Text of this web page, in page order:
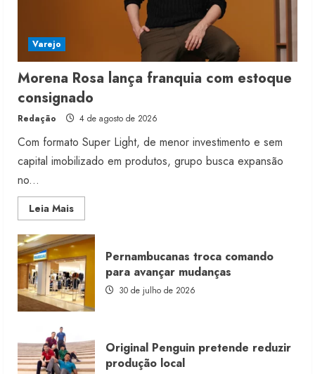
Varejo
Morena Rosa lança franquia com estoque
consignado
Redação 4 de agosto de 2026
Com formato Super Light, de menor investimento e sem
capital imobilizado em produtos, grupo busca expansão
no...
Leia MaisRead
more
Morena
Rosa
lança
franquia
com
estoque
consignado
Pernambucanas troca comando
para avançar mudanças
30 de julho de 2026
Original Penguin pretende reduzir
produção local